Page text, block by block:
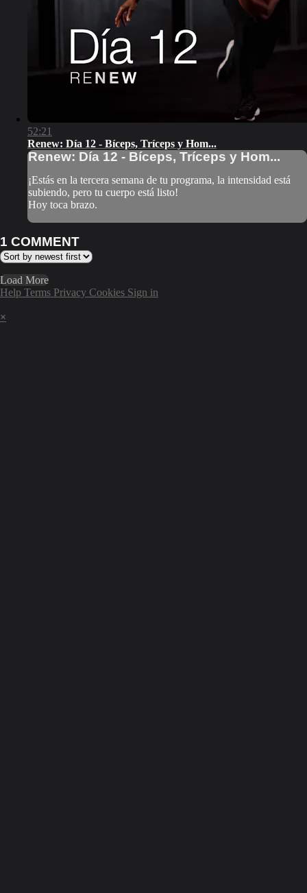
52:21
Renew: Día 12 - Bíceps, Tríceps y Hom...
Renew: Día 12 - Bíceps, Tríceps y Hom...
¡Estás en la tercera semana de tu programa, la intensidad está
subiendo, pero tu cuerpo está listo!
Hoy toca brazo.
1 COMMENT
Load More
Help Terms Privacy Cookies Sign in
×